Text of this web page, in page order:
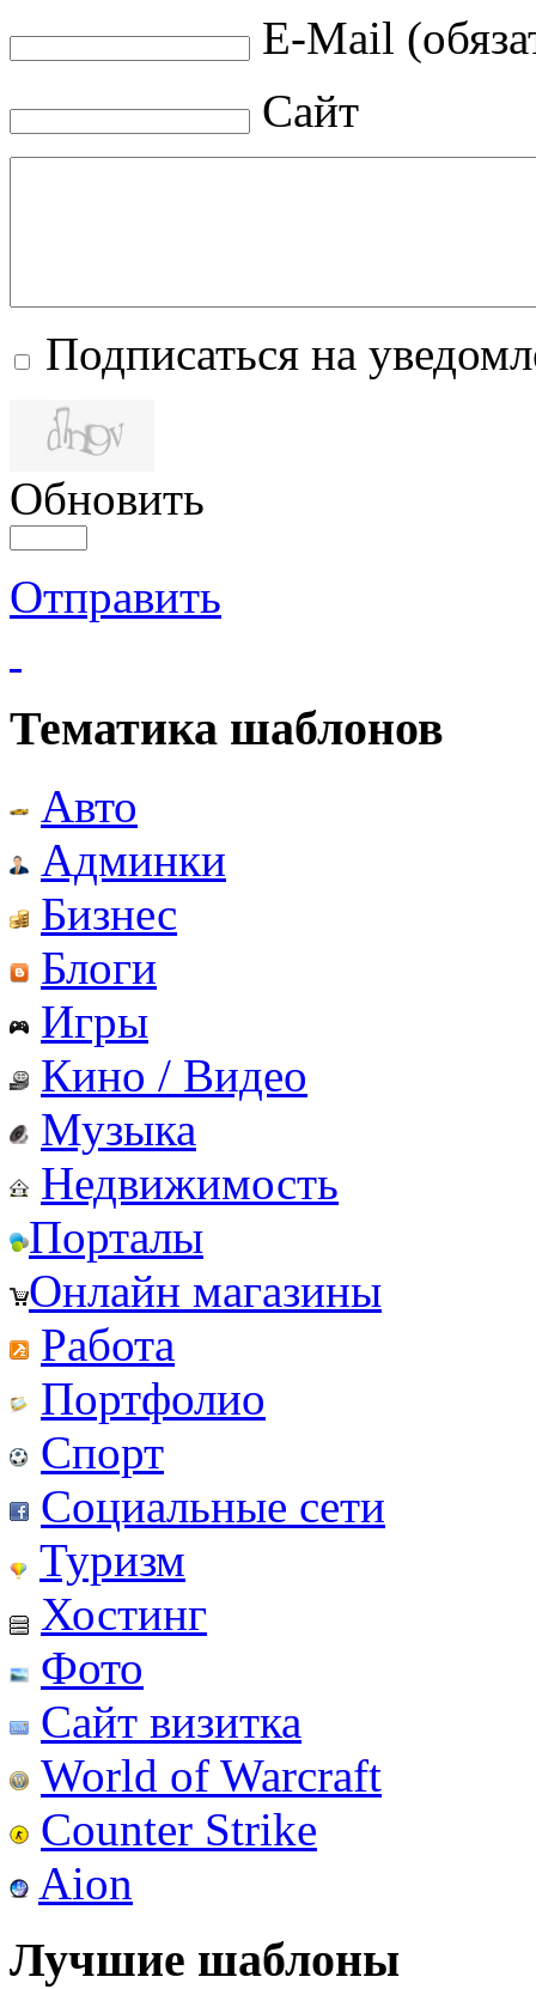
E-Mail
Сайт
Подписаться на
Обновить
Отправить
Тематика шаблонов
Авто
Админки
Бизнес
Блоги
Игры
Кино / Видео
Музыка
Недвижимость
Порталы
Онлайн магазины
Работа
Портфолио
Спорт
Социальные сети
Туризм
Хостинг
Фото
Сайт визитка
World of Warcraft
Counter Strike
Aion
Лучшие шаблоны